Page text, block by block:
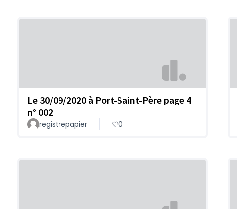
Le 30/09/2020 à Port-Saint-Père page 4
n° 002
registrepapier 0